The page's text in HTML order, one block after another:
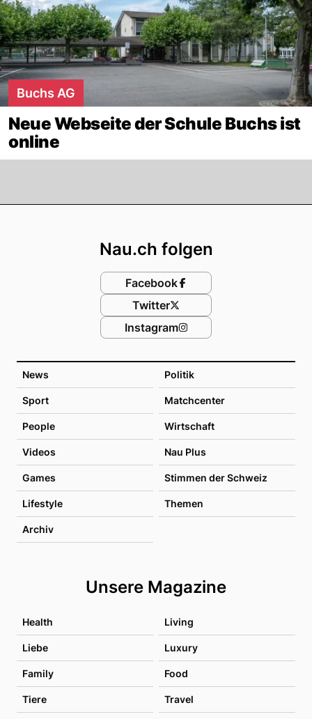
Buchs AG
Neue Webseite der Schule Buchs ist
online
News Politik
Sport Matchcenter
People Wirtschaft
Videos Nau Plus
Games Stimmen der Schweiz
Lifestyle Themen
Archiv
Unsere Magazine
Health Living
Liebe Luxury
Family Food
Tiere Travel
Nau.ch folgen
Facebook
Twitter
Instagram